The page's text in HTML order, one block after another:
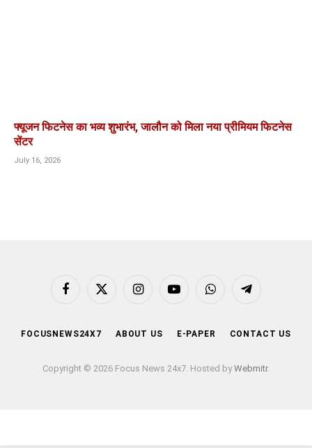
फ्यूजन फिटनेस का भव्य शुभारंभ, जालौन को मिला नया प्रीमियम फिटनेस
सेंटर
July 16, 2026
Facebook
X
InstagramYouTubeWhatsAppTelegram
FOCUSNEWS24X7 ABOUT US E-PAPER CONTACT US
Copyright © 2026 Focus News 24x7. Hosted byWebmitr.